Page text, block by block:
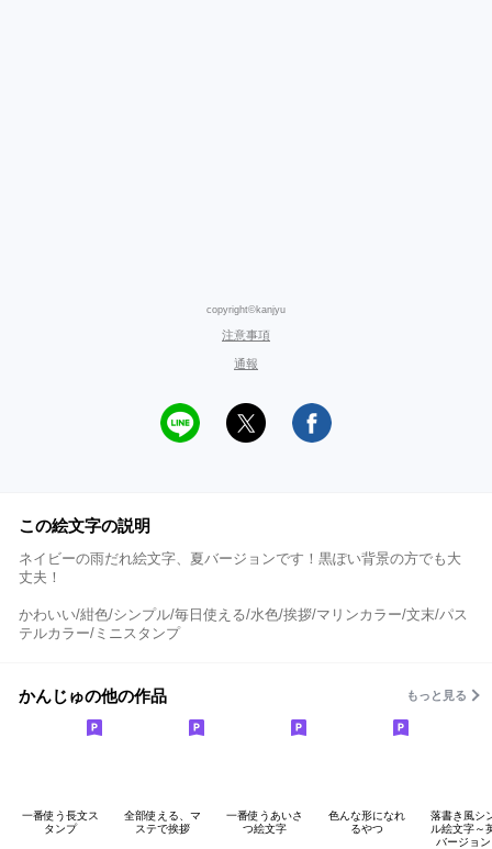
copyright©kanjyu
注意事項
通報
この絵文字の説明
ネイビーの雨だれ絵文字、夏バージョンです！黒ぽい背景の方でも大
丈夫！
かわいい/紺色/シンプル/毎日使える/水色/挨拶/マリンカラー/文末/パス
テルカラー/ミニスタンプ
かんじゅの他の作品 もっと見る
一番使う長文ス
タンプ
全部使える、マ
ステで挨拶
一番使うあいさ
つ絵文字
色んな形になれ
るやつ
落書き風シ
ル絵文字～
バージョ